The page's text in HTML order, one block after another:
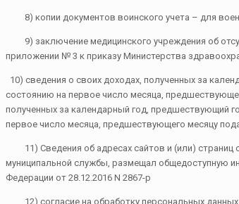
8) копии документов воинского учета – для
9) заключение медицинского учреждения об
приложении № 3 к приказу Министерства
10) сведения о своих доходах, полученных за
состоянию на первое число месяца,
полученных за календарный год, предшествующий
первое число месяца, предшествующего месяцу
11) Сведения об адресах сайтов и (или) страниц
муниципальной службы, размещал общедоступную
Федерации от 28.12.2016 N 2867-р
12) согласие на обработку персональных